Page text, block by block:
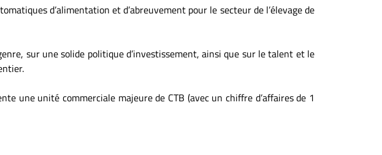
d’alimentation et d’abreuvement pour le secteur de l’élevage de
sur une solide politique d’investissement, ainsi que sur le talent et le
une unité commerciale majeure de CTB (avec un chiffre d’affaires de 1